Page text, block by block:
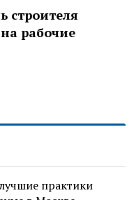
строителя
рабочие
практики